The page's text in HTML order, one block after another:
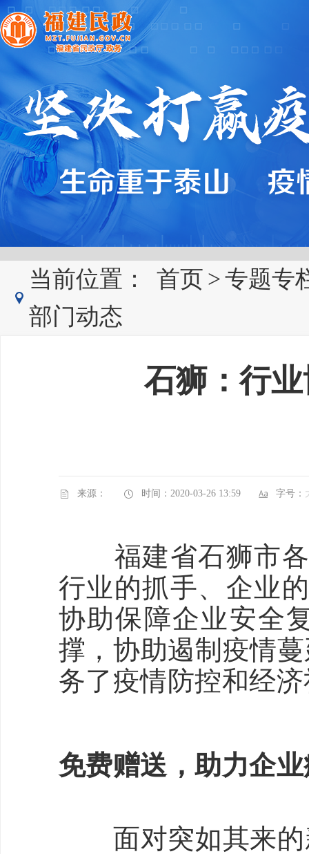
当前位置： 首页 >专题专
部门动态
石狮：行
来源： 时间：2020-03-26 13:59 字号：
福建省石狮市各
行业的抓手、企业
协助保障企业安全
撑，协助遏制疫情
务了疫情防控和经
免费赠送，助力企
面对突如其来的